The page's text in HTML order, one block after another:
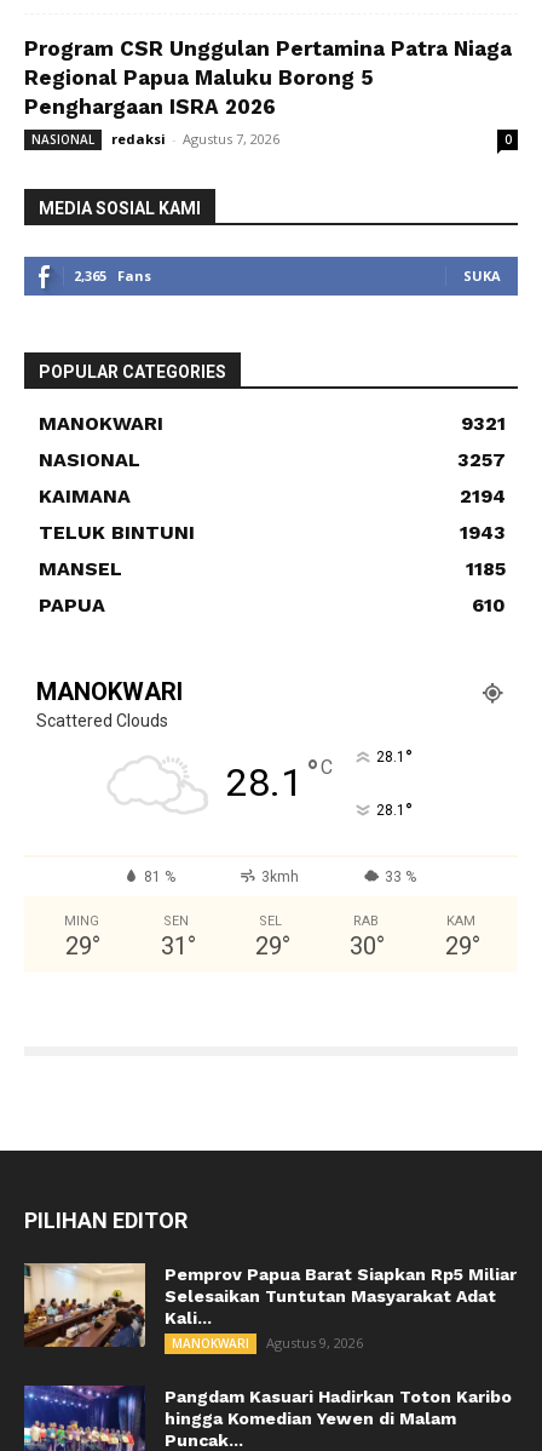
Program CSR Unggulan Pertamina Patra Niaga
Regional Papua Maluku Borong 5
Penghargaan ISRA 2026
NASIONAL redaksi - Agustus 7, 2026 0
MEDIA SOSIAL KAMI
2,365 Fans SUKA
POPULAR CATEGORIES
MANOKWARI
9321
NASIONAL
3257
KAIMANA
2194
TELUK BINTUNI
1943
MANSEL
1185
PAPUA
610
MANOKWARI
Scattered Clouds
28.1 °C 28.1 °
28.1 °
81 % 3kmh 33 %
MING
29°
SEN
31 °
SEL
29°
RAB
30°
KAM
29°
PILIHAN EDITOR
Pemprov Papua Barat Siapkan Rp5 Miliar
Selesaikan Tuntutan Masyarakat Adat
Kali...
MANOKWARI Agustus 9, 2026
Pangdam Kasuari Hadirkan Toton Karibo
hingga Komedian Yewen di Malam
Puncak...